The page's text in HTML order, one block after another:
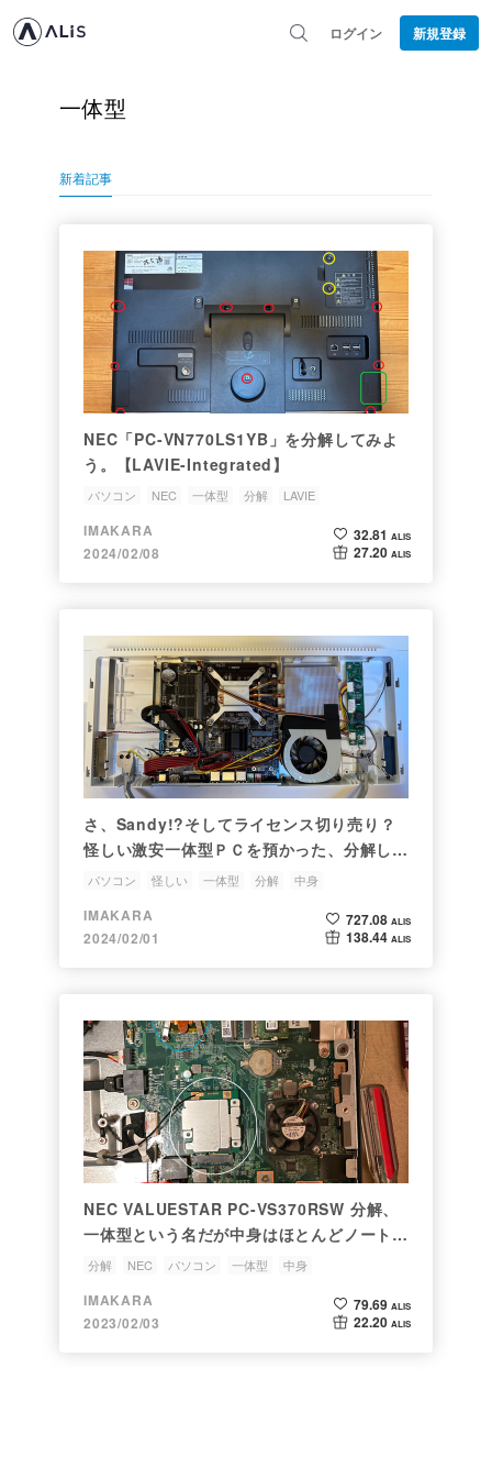
ログイン 新規登録
一体型
新着記事
NEC「PC-VN770LS1YB」を分解してみよ
う。【LAVIE-Integrated】
パソコン NEC 一体型 分解 LAVIE
IMAKARA
2024/02/08
32.81 ALIS
27.20 ALIS
さ、Sandy!?そしてライセンス切り売り？
怪しい激安一体型ＰＣを預かった、分解して
みる。
パソコン 怪しい 一体型 分解 中身
IMAKARA
2024/02/01
727.08 ALIS
138.44 ALIS
NEC VALUESTAR PC-VS370RSW 分解、
一体型という名だが中身はほとんどノートパ
ソコン。
分解 NEC パソコン 一体型 中身
IMAKARA
2023/02/03
79.69 ALIS
22.20 ALIS